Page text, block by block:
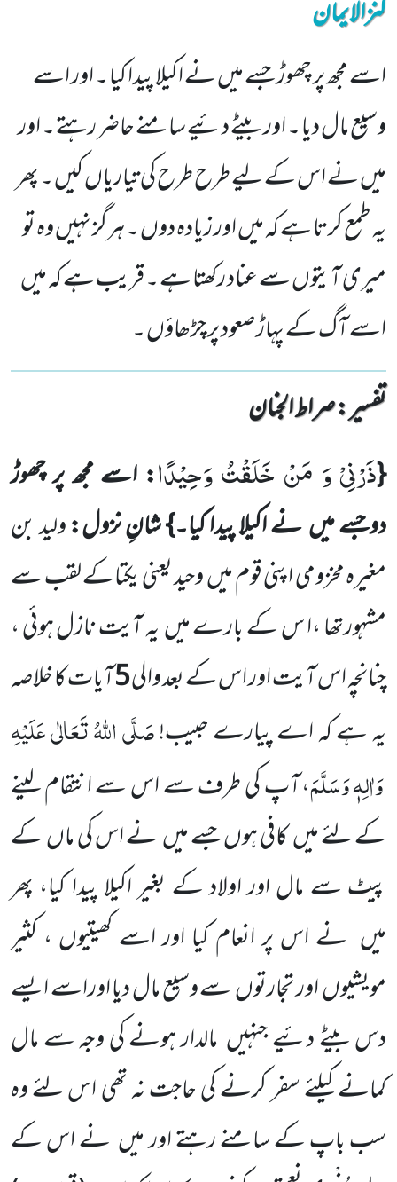
کنزالایمان
اسے مجھ پر چھوڑ جسے میں نے اکیلا پیدا کیا ۔ اور اسے
وسیع مال دیا ۔ اور بیٹے دئیے سامنے حاضر رہتے ۔ اور
میں نے اس کے لیے طرح طرح کی تیاریاں کیں ۔ پھر
یہ طمع کرتا ہے کہ میں اور زیادہ دوں ۔ ہرگز نہیں وہ تو
میری آیتوں سے عناد رکھتا ہے ۔ قریب ہے کہ میں
اسے آگ کے پہاڑ صعود پر چڑھاؤں ۔
تفسیر : ‎صراط الجنان
{ذَرْنِیْ وَ مَنْ خَلَقْتُ وَحِیْدًا: اسے مجھ پر چھوڑ
دوجسے میںنے اکیلا پیدا کیا۔}شانِ نزول:ولید بن
مغیرہ مخزومیاپنی قوم میںوحید یعنی یکتاکے لقب سے
مشہورتھا ،ا س کے بارے میںیہ آیت نازل ہوئی ،
چنانچہ اس آیت اور اس کے بعد والی5آیات کا خلاصہ
یہ ہے کہ اے پیارے حبیب!صَلَّی اللّٰہُ تَعَالٰی عَلَیْہِ
وَاٰلِہٖ وَسَلَّمَ، آپ کی طرف سے اس سے انتقام لینے
کے لئے میںکافی ہوں جسے میںنے اس کی ماںکے
پیٹ سے مال اور اولاد کے بغیر اکیلا پیدا کیا، پھر
میں نے اس پر انعام کیا اور اسے کھیتیوں ، کثیر
مویشیوںاور تجارتوںسے وسیع مال دیا اوراسے ایسے
دس بیٹے دئیے جنہیں مالدار ہونے کی وجہ سے مال
کمانے کیلئے سفر کرنے کی حاجت نہ تھی اس لئے وہ
سب باپ کے سامنے رہتے اور میں نے اس کے